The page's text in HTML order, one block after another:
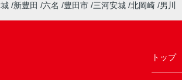
新豊田 六名 豊田市 三河安城 北岡崎 男川
トップ